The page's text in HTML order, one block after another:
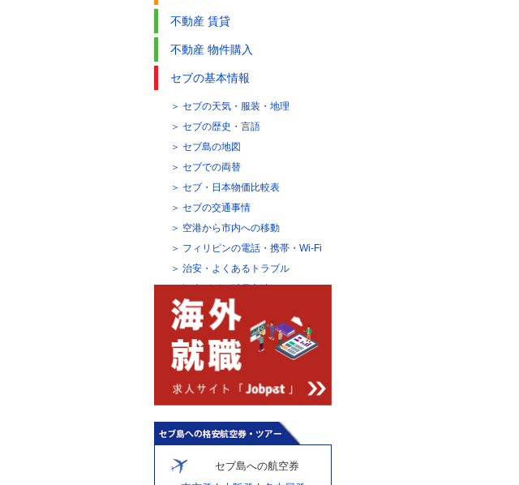
不動産 賃貸
不動産 物件購入
セブの基本情報
セブの天気・服装・地理
セブの歴史・言語
セブ島の地図
セブでの両替
セブ・日本物価比較表
セブの交通事情
空港から市内への移動
フィリピンの電話・携帯・Wi-Fi
治安・よくあるトラブル
観光ビザの延長方法
セブ島への航空券